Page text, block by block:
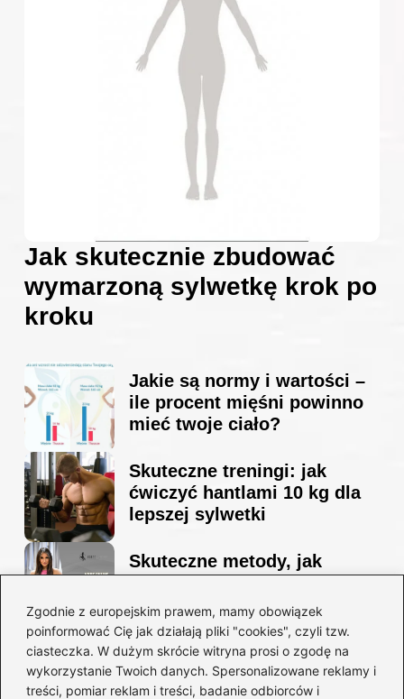
Zgodnie z europejskim prawem, mamy obowiązek
poinformować Cię jak działają pliki "cookies", czyli tzw.
ciasteczka. W dużym skrócie witryna prosi o zgodę na
wykorzystanie Twoich danych. Spersonalizowane reklamy i
treści, pomiar reklam i treści, badanie odbiorców i
Jak skutecznie zbudować
wymarzoną sylwetkę krok po
kroku
Jakie są normy i wartości –
ile procent mięśni powinno
mieć twoje ciało?
Skuteczne treningi: jak
ćwiczyć hantlami 10 kg dla
lepszej sylwetki
Skuteczne metody, jak
sylwetkę w zaledwie 90 dni
Idealny garnitur: jak dobrać
go do swojej sylwetki?